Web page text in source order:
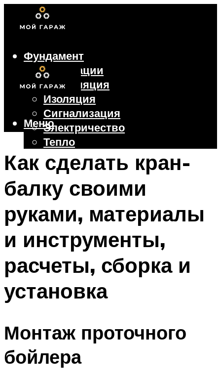
Фундамент
Коммуникации
Вентиляция
Изоляция
Сигнализация
Электричество
Тепло
Крыша
Ворота
Меню
Меню
Как сделать кран-
балку своими
руками, материалы
и инструменты,
расчеты, сборка и
установка
Монтаж проточного
бойлера